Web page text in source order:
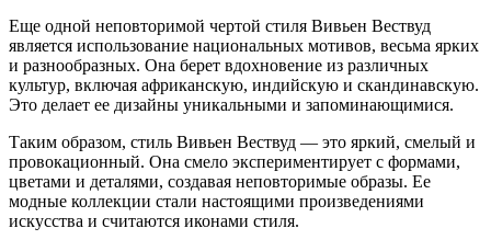
Еще одной неповторимой чертой стиля Вивьен Вествуд
является использование национальных мотивов, весьма ярких
и разнообразных. Она берет вдохновение из различных
культур, включая африканскую, индийскую и скандинавскую.
Это делает ее дизайны уникальными и запоминающимися.
Таким образом, стиль Вивьен Вествуд — это яркий, смелый и
провокационный. Она смело экспериментирует с формами,
цветами и деталями, создавая неповторимые образы. Ее
модные коллекции стали настоящими произведениями
искусства и считаются иконами стиля.